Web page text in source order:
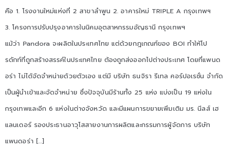
คือ 1. โรงงานใหม่แห่งที่ 2 สาขาลำพูน 2. อาคารใหม่ TRIPLE A กรุงเทพฯ
3. โครงการปรับปรุงอาคารในนิคมอุตสาหกรรมอัญธานี กรุงเทพฯ
แม้ว่า Pandora จะผลิตในประเทศไทย แต่ด้วยกฎเกณฑ์ของ BOI ทำให้โป
รดักท์ที่ถูกสร้างสรรค์ในประเทศไทย ต้องถูกส่งออกไปต่างประเทศ โดยที่แพนด
อร่า ไม่ได้จัดจำหน่ายด้วยตัวเอง แต่มี บริษัท ธนจิรา รีเทล คอร์ปอเรชั่น จำกัด
เป็นผู้นำเข้าและจัดจำหน่าย ซึ่งปัจจุบันมีร้านทั้ง 25 แห่ง แบ่งเป็น 19 แห่งใน
กรุงเทพและอีก 6 แห่งในต่างจังหวัด และมีแผนการขยายเพิ่มเติม มร. นีลส์ เฮ
แลนเดอร์ รองประธานอาวุโสสายงานการผลิตและกรรมการผู้จัดการ บริษัท
แพนดอร่า […]